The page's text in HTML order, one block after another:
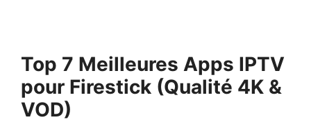
Top 7 Meilleures Apps IPTV
pour Firestick (Qualité 4K &
VOD)